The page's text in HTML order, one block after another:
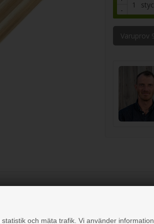
och mäta trafik. Vi använder
-
Varuprov